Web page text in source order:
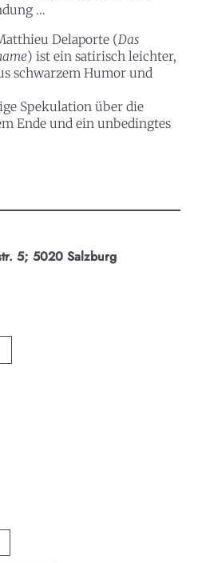
…
Delaporte (Das
) ist ein satirisch leichter,
schwarzem Humor und
Spekulation über die
Ende und ein unbedingtes
5; 5020 Salzburg